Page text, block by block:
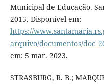
Municipal de Educação.
2015. Disponível em:
https://
arquivo/documentos/
em: 5 mar. 2023.
STRASBURG, R. B.;